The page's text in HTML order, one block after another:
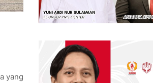
yang